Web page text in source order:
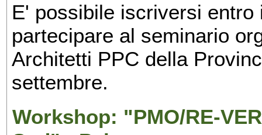
E' possibile iscriversi
partecipare al seminario
Architetti PPC della
settembre.
Workshop: "PMO/RE-